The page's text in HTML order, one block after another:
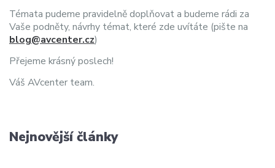
Témata pudeme pravidelně doplňovat a budeme rádi za
Vaše podněty, návrhy témat, které zde uvítáte (pište na
blog@avcenter.cz)
Přejeme krásný poslech!
Váš AVcenter team.
Nejnovější články